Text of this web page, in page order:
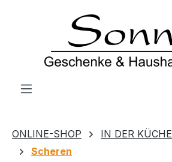
Zum Hauptinhalt springen
ONLINE-SHOP IN DER KÜCHE
Scheren